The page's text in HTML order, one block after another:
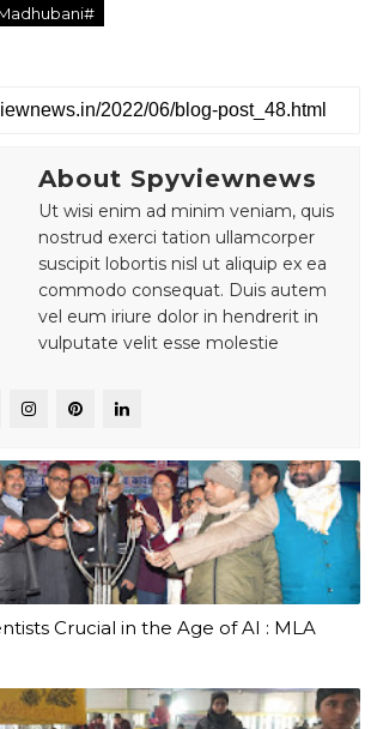
About Spyviewnews
Ut wisi enim ad minim veniam, quis
nostrud exerci tation ullamcorper
suscipit lobortis nisl ut aliquip ex ea
commodo consequat. Duis autem
vel eum iriure dolor in hendrerit in
vulputate velit esse molestie
Crucial in the Age of AI : MLA